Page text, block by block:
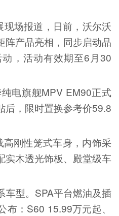
场报道，日前，沃尔沃
阵产品亮相，同步启动品
，活动有效期至6月30
电旗舰MPV EM90正式
后，限时置换参考价59.8
刚性笼式车身，内饰采
实木透光饰板、殿堂级车
车型。SPA平台燃油及插
：S60 15.99万元起、